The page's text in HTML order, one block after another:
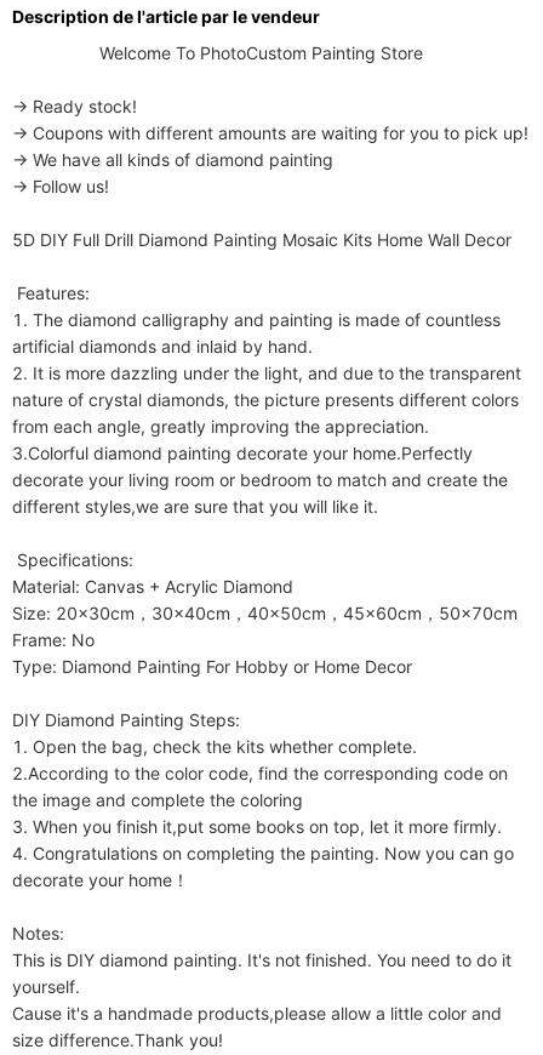
Description de l'article par le vendeur
→ Ready stock!
→ Coupons with different amounts are waiting for you to pick up!
→ We have all kinds of diamond painting
→ Follow us!
5D DIY Full Drill Diamond Painting Mosaic Kits Home Wall Decor
1. The diamond calligraphy and painting is made of countless
artificial diamonds and inlaid by hand.
2. It is more dazzling under the light, and due to the transparent
nature of crystal diamonds, the picture presents different colors
from each angle, greatly improving the appreciation.
3.Colorful diamond painting decorate your home.Perfectly
decorate your living room or bedroom to match and create the
different styles,we are sure that you will like it.
Material: Canvas + Acrylic Diamond
Size: 20x30cm，30x40cm，40x50cm，45x60cm，50x70cm
Frame: No
Type: Diamond Painting For Hobby or Home Decor
DIY Diamond Painting Steps:
1. Open the bag, check the kits whether complete.
2.According to the color code, find the corresponding code on
the image and complete the coloring
3. When you finish it,put some books on top, let it more firmly.
4. Congratulations on completing the painting. Now you can go
decorate your home！
Notes:
This is DIY diamond painting. It's not finished. You need to do it
yourself.
Cause it's a handmade products,please allow a little color and
size difference.Thank you!